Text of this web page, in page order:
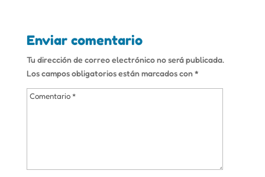
Enviar comentario
Tu dirección de correo electrónico no será publicada.
Los campos obligatorios están marcados con*